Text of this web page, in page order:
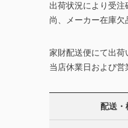
出荷状況により受注
尚、メーカー在庫欠
家財配送便にて出荷
当店休業日および営
配送・